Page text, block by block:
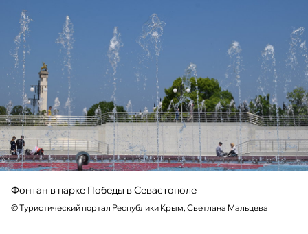
Фонтан в парке Победы в Севастополе
©Туристический портал Республики Крым, Светлана Мальцева